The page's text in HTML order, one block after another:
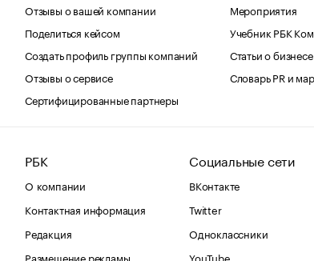
Отзывы о вашей компании
Поделиться кейсом
Создать профиль группы компаний
Отзывы о сервисе
Сертифицированные партнеры
Мероприятия
Учебник РБК
Статьи о бизнесе
Словарь PR и
РБК
О компании
Контактная информация
Редакция
Размещение рекламы
Социальные сети
ВКонтакте
Twitter
Одноклассники
YouTube